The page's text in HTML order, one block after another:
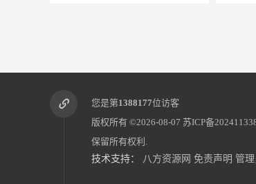
您是第1388177位访客
版权所有 ©2026-08-07 苏ICP备
保留所有权利.
技术支持： 八方资源网 免责声明 管